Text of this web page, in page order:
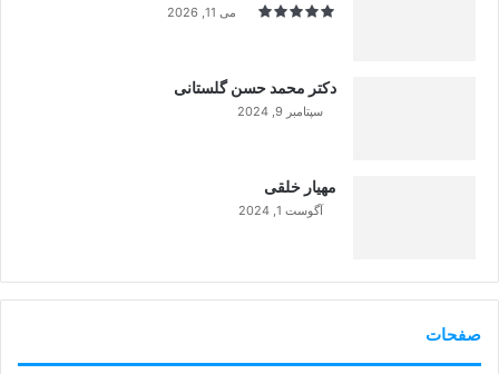
می 11, 2026
دکتر محمد حسن گلستانی
سپتامبر 9, 2024
مهیار خلقی
آگوست 1, 2024
صفحات